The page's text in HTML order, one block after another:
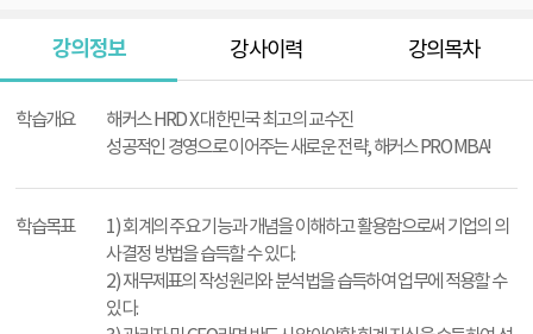
강의정보 강사이력 강의목차
학습개요
해커스 HRD X 대한민국 최고의 교수진
성공적인 경영으로 이어주는 새로운 전략, 해커스 PRO MBA!
학습목표
1) 회계의 주요 기능과 개념을 이해하고 활용함으로써 기업의 의
사결정 방법을 습득할 수 있다.
2) 재무제표의 작성원리와 분석법을 습득하여 업무에 적용할 수
있다.